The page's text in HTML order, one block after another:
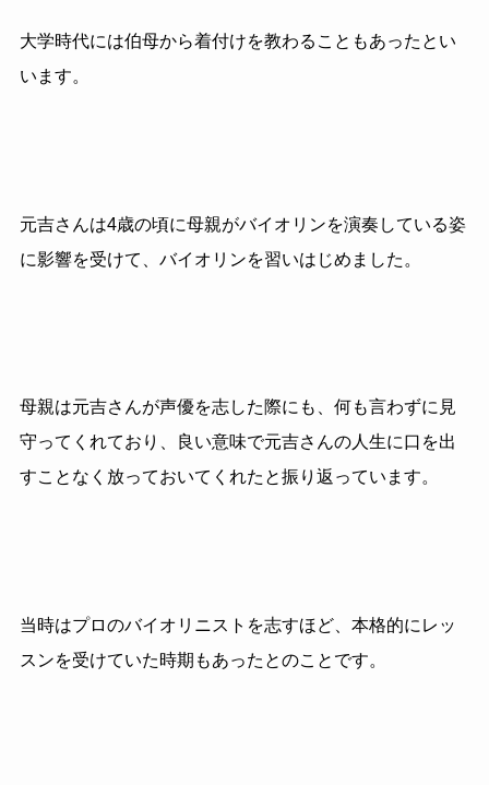
大学時代には伯母から着付けを教わることもあったとい
います。
元吉さんは4歳の頃に母親がバイオリンを演奏している姿
に影響を受けて、バイオリンを習いはじめました。
母親は元吉さんが声優を志した際にも、何も言わずに見
守ってくれており、良い意味で元吉さんの人生に口を出
すことなく放っておいてくれたと振り返っています。
当時はプロのバイオリニストを志すほど、本格的にレッ
スンを受けていた時期もあったとのことです。